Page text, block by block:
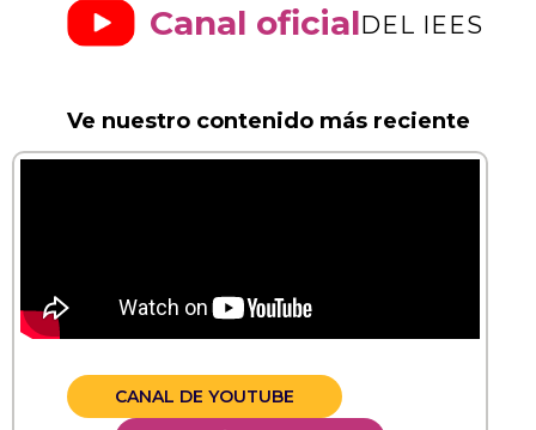
Canal oficialDEL IEES
Ve nuestro contenido más reciente
CANAL DE YOUTUBE